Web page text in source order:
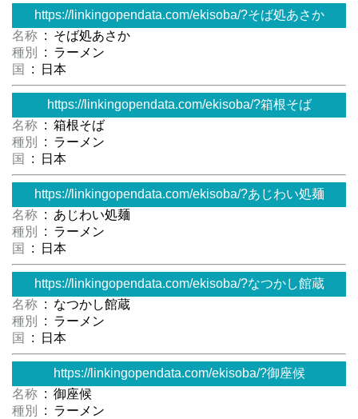
https://linkingopendata.com/ekisoba/?そば処あさか
名称 : そば処あさか
種別
: ラーメン
国
: 日本
https://linkingopendata.com/ekisoba/?箱根そば
名称 : 箱根そば
種別
: ラーメン
国
: 日本
https://linkingopendata.com/ekisoba/?あじわい処麺
名称 : あじわい処麺
種別
: ラーメン
国
: 日本
https://linkingopendata.com/ekisoba/?なつかし館蔵
名称 : なつかし館蔵
種別
: ラーメン
国
: 日本
https://linkingopendata.com/ekisoba/?御座候
名称 : 御座候
種別
: ラーメン